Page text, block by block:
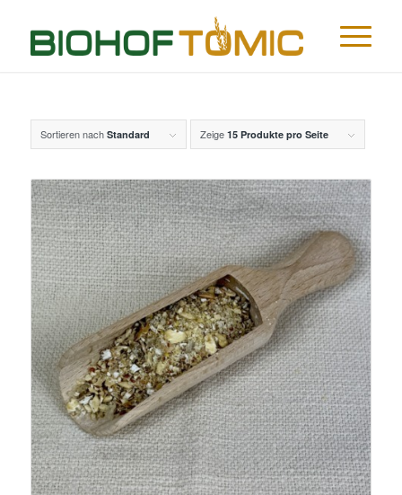
Sortieren nach Standard Zeige 15 Produkte pro Seite